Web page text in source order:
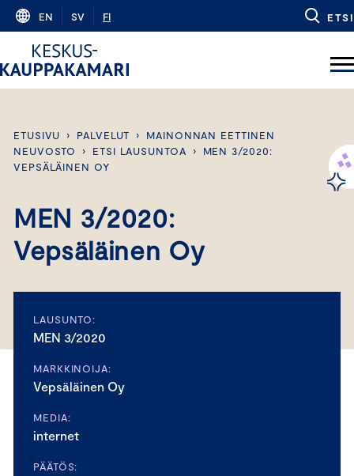
Skip
content
EN SV FI ETSI
ETUSIVU › PALVELUT ›
MAINONNAN EETTINEN
NEUVOSTO
› ETSI LAUSUNTOA ›
MEN 3/2020:
VEPSÄLÄINEN OY
MEN 3/2020:
Vepsäläinen Oy
LAUSUNTO:
MEN 3/2020
MARKKINOIJA:
Vepsäläinen Oy
MEDIA:
internet
PÄÄTÖS: